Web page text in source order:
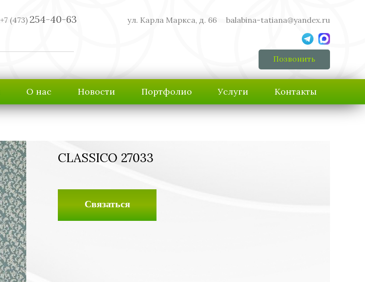
+7 (473) 254-40-63 ул. Карла Маркса, д. 66 balabina-tatiana@yandex.ru
Позвонить
О нас Новости Портфолио Услуги Контакты
CLASSICO 27033
Связаться